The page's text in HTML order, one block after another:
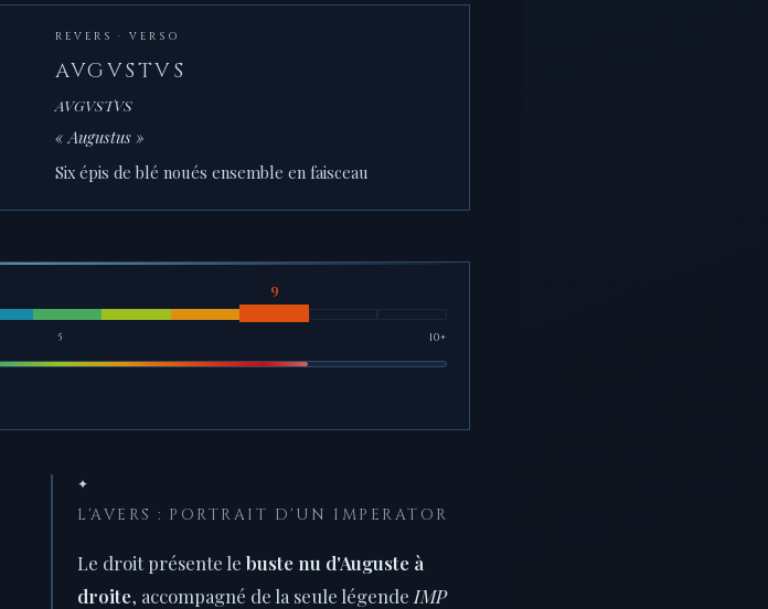
REVERS · VERSO
AVGVSTVS
AVGVSTVS
« Augustus »
Six épis de blé noués ensemble en faisceau
5 10+
✦
L'AVERS : PORTRAIT D'UN IMPERATOR
Le droit présente le buste nu d'Auguste à
droite, accompagné de la seule légende IMP